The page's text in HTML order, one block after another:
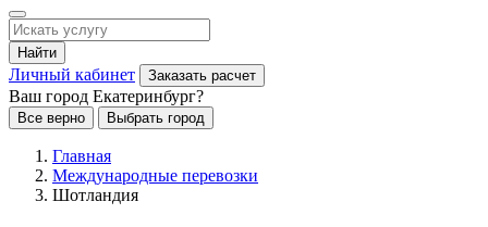
Найти
Личный кабинет Заказать расчет
Ваш город Екатеринбург?
Все верно Выбрать город
Главная
Международные перевозки
Шотландия